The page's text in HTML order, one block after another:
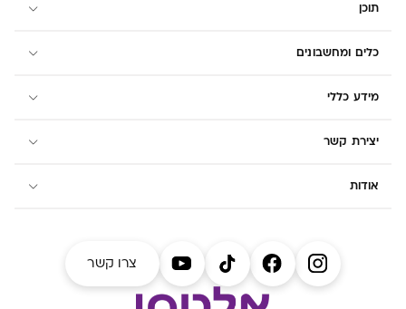
תוכן
כלים ומחשבונים
מידע כללי
יצירת קשר
אודות
צרו קשר